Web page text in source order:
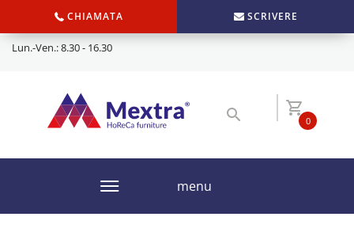
CHIAMATA SCRIVERE
Lun.-Ven.: 8.30 - 16.30
0
menu